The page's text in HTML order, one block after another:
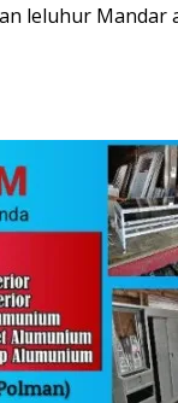
leluhur